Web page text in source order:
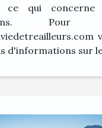
ce qui concerne
d'informations sur